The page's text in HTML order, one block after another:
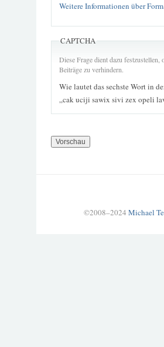
Weitere Informationen über
CAPTCHA
Diese Frage dient dazu
Beiträge zu verhindern.
Wie lautet das sechste Wort in
„cak uciji sawix sivi zex opeli
©2008–2024 Michael